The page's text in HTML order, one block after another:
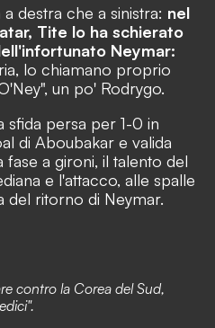
destra che a sinistra: nel
Tite lo ha schierato
Neymar:
lo chiamano proprio
un po' Rodrygo.
sfida persa per 1-0 in
di Aboubakar e valida
a gironi, il talento del
e l'attacco, alle spalle
del ritorno di Neymar.
contro la Corea del Sud,